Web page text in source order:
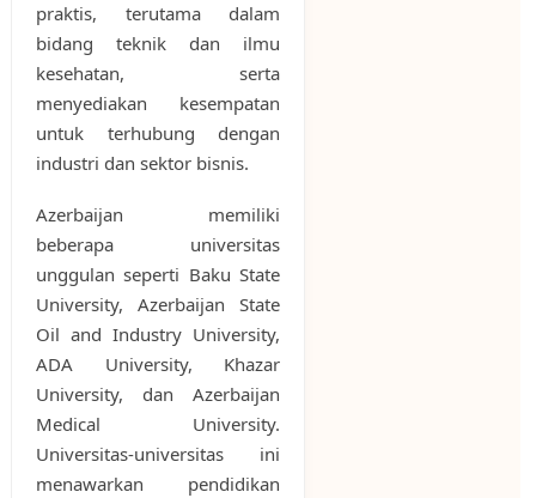
praktis, terutama dalam
bidang teknik dan ilmu
kesehatan, serta
menyediakan kesempatan
untuk terhubung dengan
industri dan sektor bisnis.
Azerbaijan memiliki
beberapa universitas
unggulan seperti Baku State
University, Azerbaijan State
Oil and Industry University,
ADA University, Khazar
University, dan Azerbaijan
Medical University.
Universitas-universitas ini
menawarkan pendidikan